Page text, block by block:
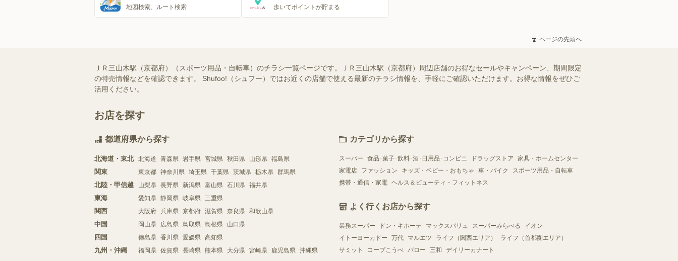
地図検索、ルート検索
歩いてポイントが貯まる
ページの先頭へ
ＪＲ三山木駅（京都府）（スポーツ用品・自転車）のチラシ一覧ページです。ＪＲ三山木駅（京都府）周辺店舗のお得なセールやキャンペーン、期間限定
の特売情報などを確認できます。 Shufoo!（シュフー）ではお近くの店舗で使える最新のチラシ情報を、手軽にご確認いただけます。お得な情報をぜひご
活用ください。
お店を探す
都道府県から探す
北海道・東北 北海道 青森県 岩手県 宮城県 秋田県 山形県 福島県
関東 東京都 神奈川県 埼玉県 千葉県 茨城県 栃木県 群馬県
北陸・甲信越 山梨県 長野県 新潟県 富山県 石川県 福井県
東海 愛知県 静岡県 岐阜県 三重県
関西 大阪府 兵庫県 京都府 滋賀県 奈良県 和歌山県
中国 岡山県 広島県 鳥取県 島根県 山口県
四国 徳島県 香川県 愛媛県 高知県
九州・沖縄 福岡県 佐賀県 長崎県 熊本県 大分県 宮崎県 鹿児島県 沖縄県
カテゴリから探す
スーパー 食品･菓子･飲料･酒･日用品･コンビニ ドラッグストア
家具・ホームセンター
家電店
ファッション キッズ・ベビー・おもちゃ 車・バイク
スポーツ用品・自転車
携帯・通信・家電 ヘルス＆ビューティ・フィットネス
よく行くお店から探す
業務スーパー ドン・キホーテ マックスバリュ スーパーみらべる
イオン
イトーヨーカドー
万代 マルエツ ライフ（関西エリア）
ライフ（首都圏エリア）
サミット
コープこうべ バロー 三和 デイリーカナート